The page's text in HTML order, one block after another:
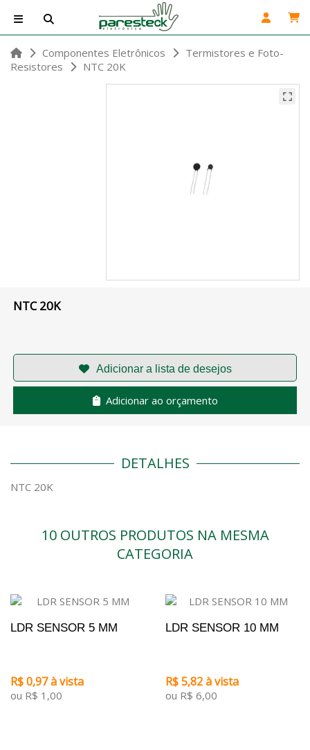
Componentes Eletrônicos
Termistores e Foto-
Resistores
NTC 20K
NTC 20K
Adicionar ao orçamento
DETALHES
NTC 20K
10 OUTROS PRODUTOS NA MESMA
CATEGORIA
LDR SENSOR 5 MM
R$ 0,97 à vista
ou R$ 1,00
LDR SENSOR 10 MM
R$ 5,82 à vista
ou R$ 6,00